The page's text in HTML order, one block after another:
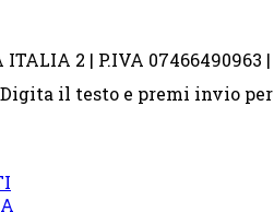
ITALIA 2 | P.IVA
Digita il testo e premi invio